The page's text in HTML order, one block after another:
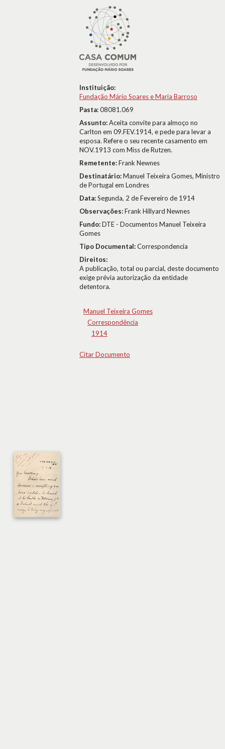
Instituição:
Fundação Mário Soares e Maria Barroso
Pasta:08081.069
Assunto:Aceita convite para almoço no
Carlton em 09.FEV.1914, e pede para levar a
esposa. Refere o seu recente casamento em
NOV.1913 com Miss de Rutzen.
Remetente:Frank Newnes
Destinatário:Manuel Teixeira Gomes, Ministro
de Portugal em Londres
Data:Segunda, 2 de Fevereiro de 1914
Observações:Frank Hillyard Newnes
Fundo:DTE - Documentos Manuel Teixeira
Gomes
Tipo Documental:Correspondencia
Direitos:
A publicação, total ou parcial, deste documento
exige prévia autorização da entidade
detentora.
Manuel Teixeira Gomes
Correspondência
1914
Citar Documento